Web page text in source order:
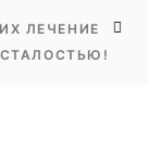
ЛЕЧЕНИЕ